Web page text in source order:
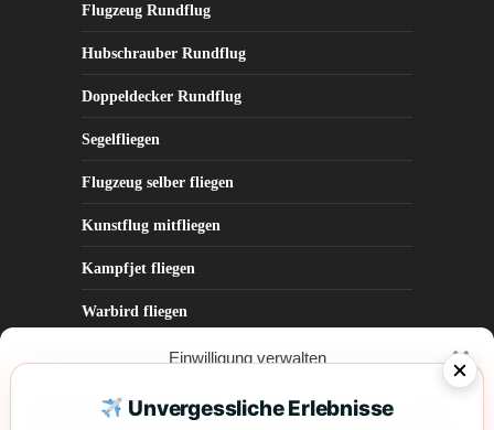
Einwilligung verwalten
Um dir ein optimales Erlebnis zu bieten, verwenden wir Technologien wie Cookies,
um Geräteinformationen zu speichern und/oder darauf zuzugreifen. Wenn du diesen
Flugzeug Rundflug
Hubschrauber Rundflug
Doppeldecker Rundflug
Segelfliegen
Flugzeug selber fliegen
Kunstflug mitfliegen
Kampfjet fliegen
Warbird fliegen
Unvergessliche Erlebnisse